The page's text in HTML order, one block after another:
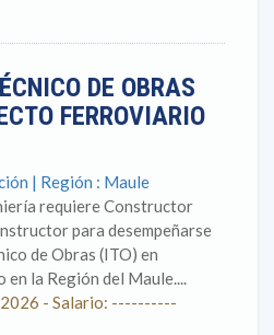
DE OBRAS
FERROVIARIO
| Región : Maule
requiere Constructor
para desempeñarse
de Obras (ITO) en
la Región del Maule....
- Salario: ----------